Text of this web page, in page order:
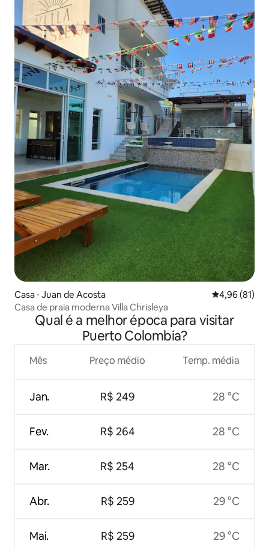
Casa ⋅ Juan de Acosta 4,96 de uma
4,96 (81)
Casa de praia moderna Villa Chrisleya
Qual é a melhor época para visitar
Puerto Colombia?
Mês
Jan.
Fev.
Mar.
Abr.
Mai.
Preço médio
R$ 249
R$ 264
R$ 254
R$ 259
R$ 259
Temp. média
28 °C
28 °C
28 °C
29 °C
29 °C